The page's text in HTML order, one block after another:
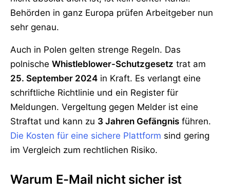
Behörden in ganz Europa prüfen Arbeitgeber nun
sehr genau.
Auch in Polen gelten strenge Regeln. Das
polnische Whistleblower-Schutzgesetz trat am
25. September 2024 in Kraft. Es verlangt eine
schriftliche Richtlinie und ein Register für
Meldungen. Vergeltung gegen Melder ist eine
Straftat und kann zu 3 Jahren Gefängnis führen.
Die Kosten für eine sichere Plattform sind gering
im Vergleich zum rechtlichen Risiko.
Warum E-Mail nicht sicher ist